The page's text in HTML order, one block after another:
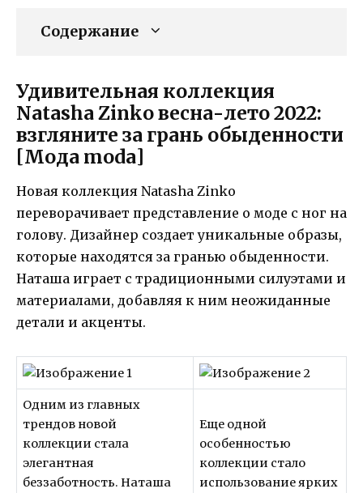
Содержание
Удивительная коллекция
Natasha Zinko весна-лето 2022:
взгляните за грань обыденности
[Мода moda]
Новая коллекция Natasha Zinko
переворачивает представление о моде с ног на
голову. Дизайнер создает уникальные образы,
которые находятся за гранью обыденности.
Наташа играет с традиционными силуэтами и
материалами, добавляя к ним неожиданные
детали и акценты.
Одним из главных
трендов новой
коллекции стала
элегантная
беззаботность. Наташа
Еще одной
особенностью
коллекции стало
использование ярких